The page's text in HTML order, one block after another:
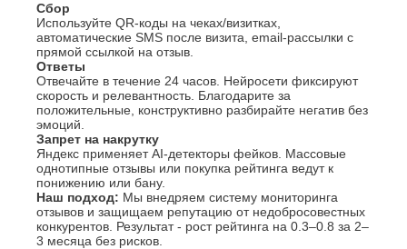
Сбор
Используйте QR-коды на чеках/визитках,
автоматические SMS после визита, email-рассылки с
прямой ссылкой на отзыв.
Ответы
Отвечайте в течение 24 часов. Нейросети фиксируют
скорость и релевантность. Благодарите за
положительные, конструктивно разбирайте негатив без
эмоций.
Запрет на накрутку
Яндекс применяет AI-детекторы фейков. Массовые
однотипные отзывы или покупка рейтинга ведут к
понижению или бану.
Наш подход: Мы внедряем систему мониторинга
отзывов и защищаем репутацию от недобросовестных
конкурентов. Результат - рост рейтинга на 0.3–0.8 за 2–
3 месяца без рисков.